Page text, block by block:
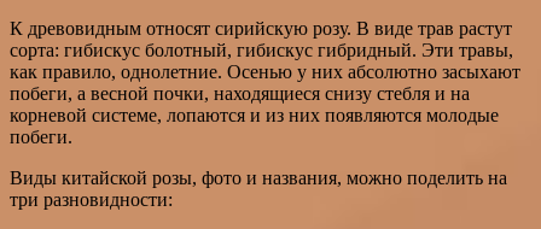
К древовидным относят сирийскую розу. В виде трав растут
сорта: гибискус болотный, гибискус гибридный. Эти травы,
как правило, однолетние. Осенью у них абсолютно засыхают
побеги, а весной почки, находящиеся снизу стебля и на
корневой системе, лопаются и из них появляются молодые
побеги.
Виды китайской розы, фото и названия, можно поделить на
три разновидности: